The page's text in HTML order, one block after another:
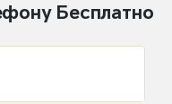
Бесплатно